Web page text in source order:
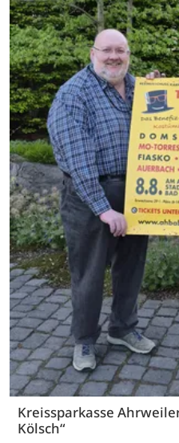
Kreissparkasse
Kölsch“